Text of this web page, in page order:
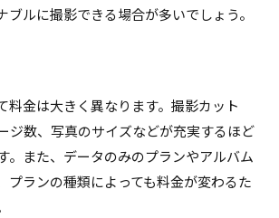
ブルに撮影できる場合が多いでしょう。
料金は大きく異なります。撮影カット
ジ数、写真のサイズなどが充実するほど
。また、データのみのプランやアルバム
プランの種類によっても料金が変わるた